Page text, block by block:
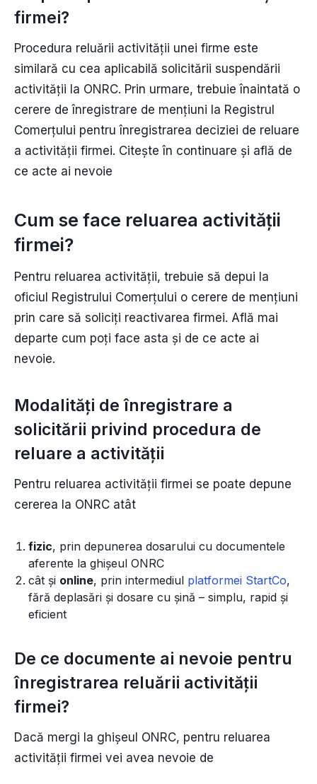
firmei?
Procedura reluării activității unei firme este
similară cu cea aplicabilă solicitării suspendării
activității la ONRC. Prin urmare, trebuie înaintată o
cerere de înregistrare de mențiuni la Registrul
Comerțului pentru înregistrarea deciziei de reluare
a activității firmei. Citește în continuare și află de
ce acte ai nevoie
Cum se face reluarea activității
firmei?
Pentru reluarea activității, trebuie să depui la
oficiul Registrului Comerţului o cerere de mențiuni
prin care să soliciți reactivarea firmei. Află mai
departe cum poți face asta și de ce acte ai
nevoie.
Modalități de înregistrare a
solicitării privind procedura de
reluare a activității
Pentru reluarea activității firmei se poate depune
cererea la ONRC atât
fizic, prin depunerea dosarului cu documentele
aferente la ghișeul ONRC
cât și online, prin intermediul platformei StartCo,
fără deplasări și dosare cu șină – simplu, rapid și
eficient
De ce documente ai nevoie pentru
înregistrarea reluării activității
firmei?
Dacă mergi la ghișeul ONRC, pentru reluarea
activității firmei vei avea nevoie de